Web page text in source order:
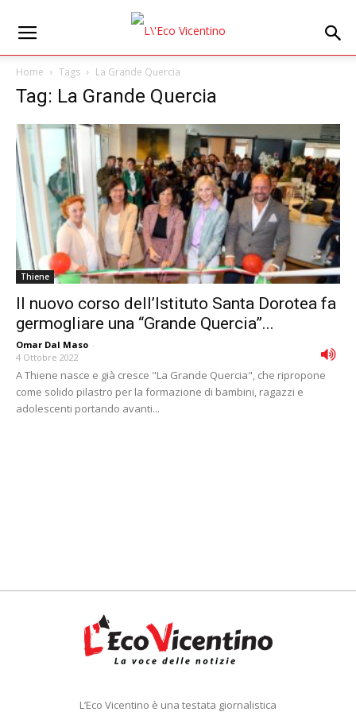
Home Tags La Grande Quercia
Tag: La Grande Quercia
Thiene
Il nuovo corso dell’Istituto Santa Dorotea fa
germogliare una “Grande Quercia”...
Omar Dal Maso -
4 Ottobre 2022
A Thiene nasce e già cresce "La Grande Quercia", che ripropone
come solido pilastro per la formazione di bambini, ragazzi e
adolescenti portando avanti...
L’Eco Vicentino è una testata giornalistica